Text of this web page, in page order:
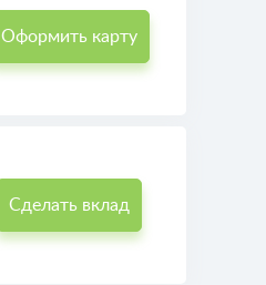
Оформить карту
Сделать вклад